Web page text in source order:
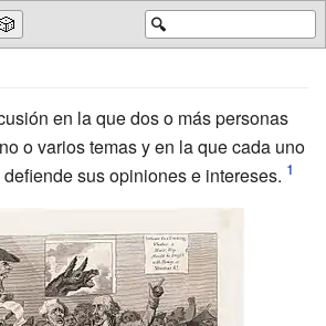
🔍
en la que dos o más personas
o varios temas y en la que cada uno
sus opiniones e intereses.